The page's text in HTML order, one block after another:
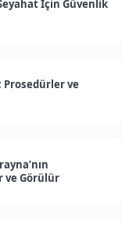
İçin Güvenlik
Prosedürler ve
ve Görülür